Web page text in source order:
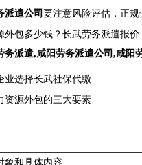
派遣公司 要注意风险评估，正规
外包多少钱？长武劳务派遣报
务派遣,咸阳劳务派遣公司 ,咸阳
业选择长武社保代缴
资源外包的三大要素
象和具体内容